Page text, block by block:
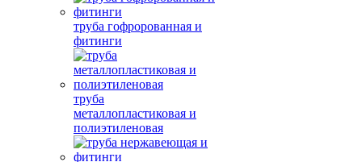
труба гофророванная и
фитинги
труба
металлопластиковая и
полиэтиленовая